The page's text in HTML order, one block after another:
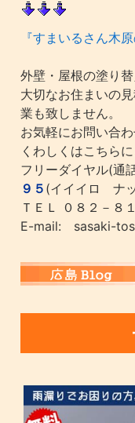
『すまいるさん木
外壁・屋根の塗り
大切なお住まいの
業も致しません。
お気軽にお問い合わ
くわしくはこちら
フリーダイヤル(通
９５ (イイイロ ナ
ＴＥＬ ０８２－８
E-mail: sasaki-